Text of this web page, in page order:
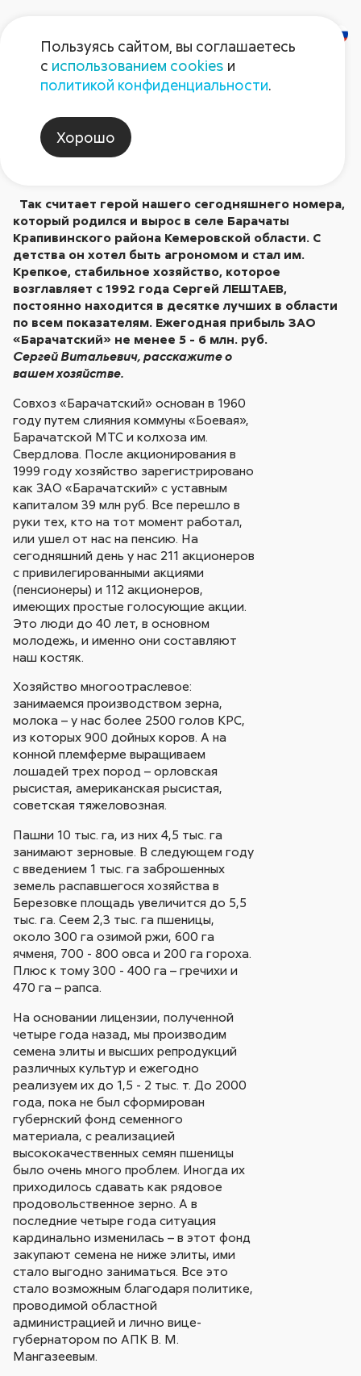
«ГОЛОВА ДОЛЖНА
БЫТЬ НА ПЛЕЧАХ…
Так считает герой нашего сегодняшнего номера,
который родился и вырос в селе Барачаты
Крапивинского района Кемеровской области. С
детства он хотел быть агрономом и стал им.
Крепкое, стабильное хозяйство, которое
возглавляет с 1992 года Сергей ЛЕШТАЕВ,
постоянно находится в десятке лучших в области
по всем показателям. Ежегодная прибыль ЗАО
«Барачатский» не менее 5 - 6 млн. руб.
Сергей Витальевич, расскажите о
вашем хозяйстве.
Совхоз «Барачатский» основан в 1960
году путем слияния коммуны «Боевая»,
Барачатской МТС и колхоза им.
Свердлова. После акционирования в
1999 году хозяйство зарегистрировано
как ЗАО «Барачатский» с уставным
капиталом 39 млн руб. Все перешло в
руки тех, кто на тот момент работал,
или ушел от нас на пенсию. На
сегодняшний день у нас 211 акционеров
с привилегированными акциями
(пенсионеры) и 112 акционеров,
имеющих простые голосующие акции.
Это люди до 40 лет, в основном
молодежь, и именно они составляют
наш костяк.
Хозяйство многоотраслевое:
занимаемся производством зерна,
молока – у нас более 2500 голов КРС,
из которых 900 дойных коров. А на
конной племферме выращиваем
лошадей трех пород – орловская
рысистая, американская рысистая,
советская тяжеловозная.
Пашни 10 тыс. га, из них 4,5 тыс. га
занимают зерновые. В следующем году
с введением 1 тыс. га заброшенных
земель распавшегося хозяйства в
Березовке площадь увеличится до 5,5
тыс. га. Сеем 2,3 тыс. га пшеницы,
около 300 га озимой ржи, 600 га
ячменя, 700 - 800 овса и 200 га гороха.
Плюс к тому 300 - 400 га – гречихи и
470 га – рапса.
На основании лицензии, полученной
четыре года назад, мы производим
семена элиты и высших репродукций
различных культур и ежегодно
реализуем их до 1,5 - 2 тыс. т. До 2000
года, пока не был сформирован
губернский фонд семенного
материала, с реализацией
высококачественных семян пшеницы
было очень много проблем. Иногда их
приходилось сдавать как рядовое
продовольственное зерно. А в
последние четыре года ситуация
кардинально изменилась – в этот фонд
закупают семена не ниже элиты, ими
стало выгодно заниматься. Все это
стало возможным благодаря политике,
проводимой областной
администрацией и лично вице-
губернатором по АПК В. М.
Мангазеевым.
Пользуясь сайтом, вы соглашаетесь
с использованием cookies и
политикой конфиденциальности.
Хорошо